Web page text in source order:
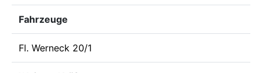
Fahrzeuge
Fl. Werneck 20/1